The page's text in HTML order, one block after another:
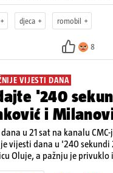
djeca romobil
8
VIJESTI DANA
'240
i
dana u 21 sat na kanalu
vijesti dana u '240 sekundi
Oluje, a pažnju je privuklo